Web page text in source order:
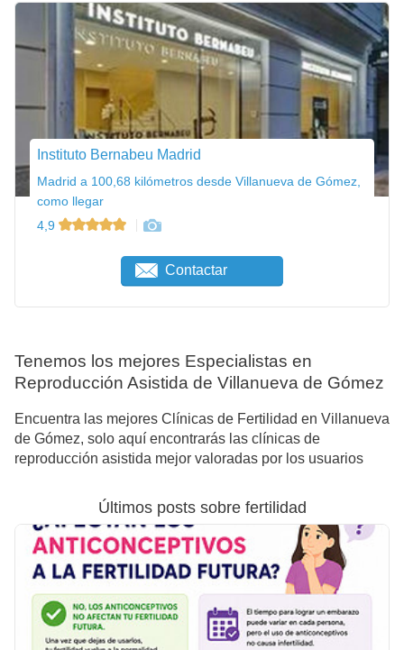
Instituto Bernabeu Madrid
Madrid a 100,68 kilómetros desde Villanueva de Gómez,
como llegar
4,9
Contactar
Tenemos los mejores Especialistas en
Reproducción Asistida de Villanueva de Gómez
Encuentra las mejores Clínicas de Fertilidad en Villanueva
de Gómez, solo aquí encontrarás las clínicas de
reproducción asistida mejor valoradas por los usuarios
Últimos posts sobre fertilidad